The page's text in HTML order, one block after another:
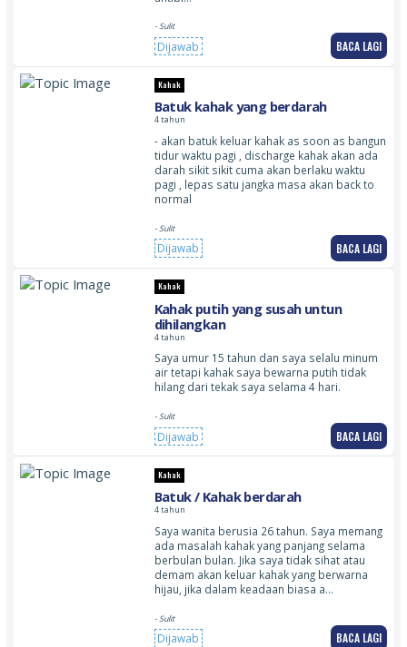
- Sulit
Dijawab BACA LAGI
Kahak
Batuk kahak yang berdarah
4 tahun
- akan batuk keluar kahak as soon as bangun
tidur waktu pagi , discharge kahak akan ada
darah sikit sikit cuma akan berlaku waktu
pagi , lepas satu jangka masa akan back to
normal
- Sulit
Dijawab BACA LAGI
Kahak
Kahak putih yang susah untun
dihilangkan
4 tahun
Saya umur 15 tahun dan saya selalu minum
air tetapi kahak saya bewarna putih tidak
hilang dari tekak saya selama 4 hari.
- Sulit
Dijawab BACA LAGI
Kahak
Batuk / Kahak berdarah
4 tahun
Saya wanita berusia 26 tahun. Saya memang
ada masalah kahak yang panjang selama
berbulan bulan. Jika saya tidak sihat atau
demam akan keluar kahak yang berwarna
hijau, jika dalam keadaan biasa a…
- Sulit
Dijawab BACA LAGI